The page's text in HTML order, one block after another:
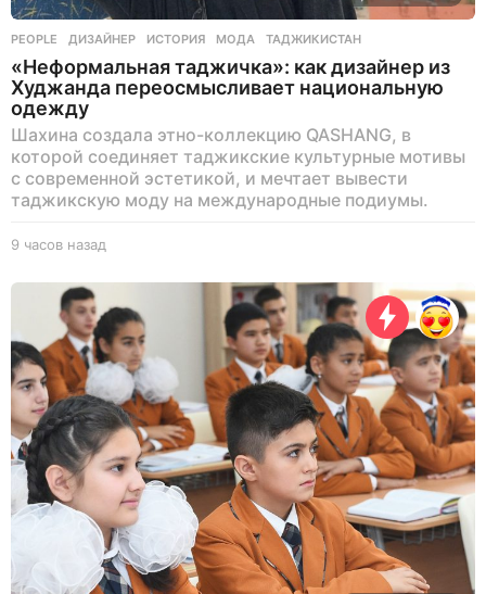
PEOPLE ДИЗАЙНЕР ,ИСТОРИЯ ,МОДА ,ТАДЖИКИСТАН
«Неформальная таджичка»: как дизайнер из
Худжанда переосмысливает национальную
одежду
Шахина создала этно-коллекцию QASHANG, в
которой соединяет таджикские культурные мотивы
с современной эстетикой, и мечтает вывести
таджикскую моду на международные подиумы.
9 часов назад
а
с
в
н
а
з
а
д